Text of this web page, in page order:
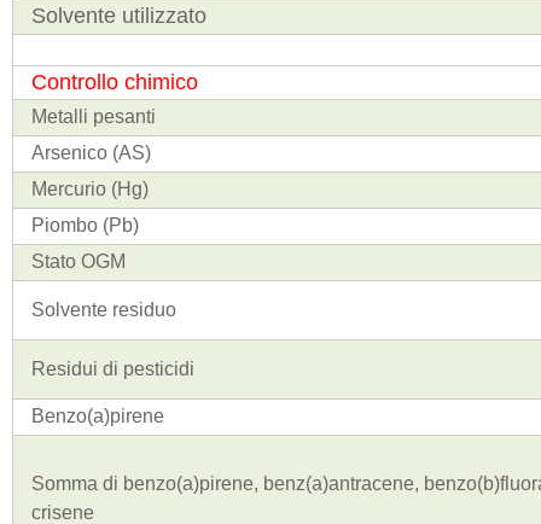
Solvente utilizzato
Controllo chimico
Metalli pesanti
Arsenico (AS)
Mercurio (Hg)
Piombo (Pb)
Stato OGM
Solvente residuo
Residui di pesticidi
Benzo(a)pirene
Somma di benzo(a)pirene, benz(a)antracene,
crisene